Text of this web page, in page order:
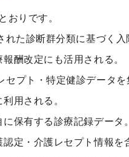
おりです。
れた診断群分類に基づく
酬改定にも活用される。
セプト・特定健診データ
用される。
に保有する診療記録データ
認定・介護レセプト情報を